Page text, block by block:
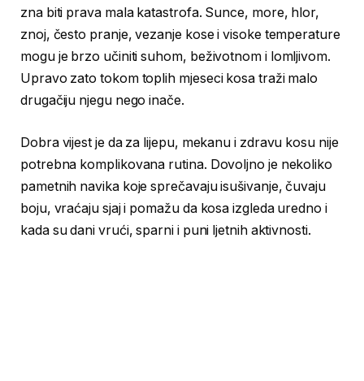
zna biti prava mala katastrofa. Sunce, more, hlor,
znoj, često pranje, vezanje kose i visoke temperature
mogu je brzo učiniti suhom, beživotnom i lomljivom.
Upravo zato tokom toplih mjeseci kosa traži malo
drugačiju njegu nego inače.
Dobra vijest je da za lijepu, mekanu i zdravu kosu nije
potrebna komplikovana rutina. Dovoljno je nekoliko
pametnih navika koje sprečavaju isušivanje, čuvaju
boju, vraćaju sjaj i pomažu da kosa izgleda uredno i
kada su dani vrući, sparni i puni ljetnih aktivnosti.